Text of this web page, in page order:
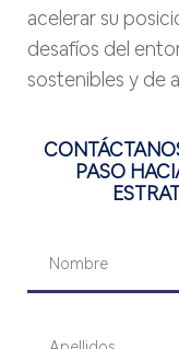
acelerar su
desafíos del
sostenibles y de
PASO